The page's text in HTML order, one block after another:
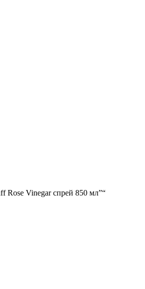
Rose Vinegar спрей 850 мл”“